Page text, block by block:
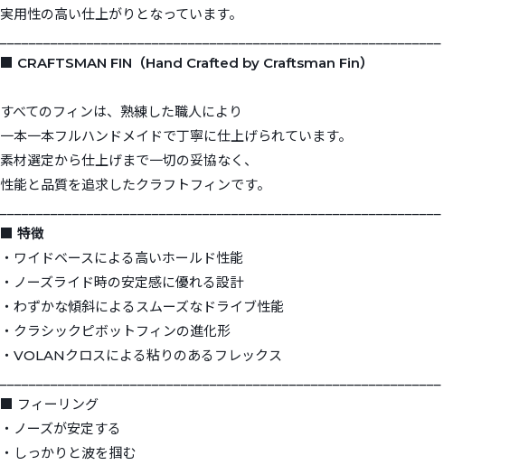
実用性の高い仕上がりとなっています。
■ CRAFTSMAN FIN（Hand Crafted by Craftsman Fin）
すべてのフィンは、熟練した職人により
一本一本フルハンドメイドで丁寧に仕上げられています。
素材選定から仕上げまで一切の妥協なく、
性能と品質を追求したクラフトフィンです。
■ 特徴
・ワイドベースによる高いホールド性能
・ノーズライド時の安定感に優れる設計
・わずかな傾斜によるスムーズなドライブ性能
・クラシックピボットフィンの進化形
・VOLANクロスによる粘りのあるフレックス
■ フィーリング
・ノーズが安定する
・しっかりと波を掴む